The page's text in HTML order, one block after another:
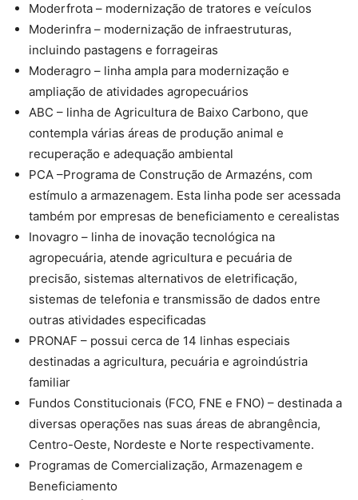
Moderfrota – modernização de tratores e veículos
Moderinfra – modernização de infraestruturas,
incluindo pastagens e forrageiras
Moderagro – linha ampla para modernização e
ampliação de atividades agropecuários
ABC – linha de Agricultura de Baixo Carbono, que
contempla várias áreas de produção animal e
recuperação e adequação ambiental
PCA –Programa de Construção de Armazéns, com
estímulo a armazenagem. Esta linha pode ser acessada
também por empresas de beneficiamento e cerealistas
Inovagro – linha de inovação tecnológica na
agropecuária, atende agricultura e pecuária de
precisão, sistemas alternativos de eletrificação,
sistemas de telefonia e transmissão de dados entre
outras atividades especificadas
PRONAF – possui cerca de 14 linhas especiais
destinadas a agricultura, pecuária e agroindústria
familiar
Fundos Constitucionais (FCO, FNE e FNO) – destinada a
diversas operações nas suas áreas de abrangência,
Centro-Oeste, Nordeste e Norte respectivamente.
Programas de Comercialização, Armazenagem e
Beneficiamento